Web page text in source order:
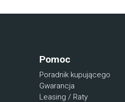
Pomoc
Poradnik kupującego
Gwarancja
Leasing / Raty